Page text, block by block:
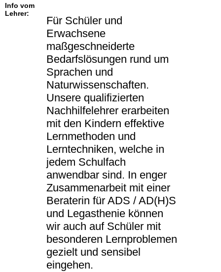
Info vom
Lehrer:
Für Schüler und
Erwachsene
maßgeschneiderte
Bedarfslösungen rund um
Sprachen und
Naturwissenschaften.
Unsere qualifizierten
Nachhilfelehrer erarbeiten
mit den Kindern effektive
Lernmethoden und
Lerntechniken, welche in
jedem Schulfach
anwendbar sind. In enger
Zusammenarbeit mit einer
Beraterin für ADS / AD(H)S
und Legasthenie können
wir auch auf Schüler mit
besonderen Lernproblemen
gezielt und sensibel
eingehen.